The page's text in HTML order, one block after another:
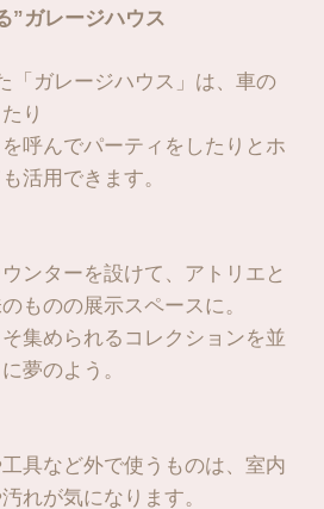
”ガレージハウス
「ガレージハウス」は、車の
り
呼んでパーティをしたりとホ
活用できます。
ンターを設けて、アトリエと
ものの展示スペースに。
集められるコレクションを並
夢のよう。
具など外で使うものは、室内
れが気になります。